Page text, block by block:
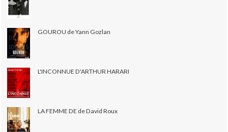
GOUROU de Yann Gozlan
L'INCONNUE D'ARTHUR HARARI
LA FEMME DE de David Roux